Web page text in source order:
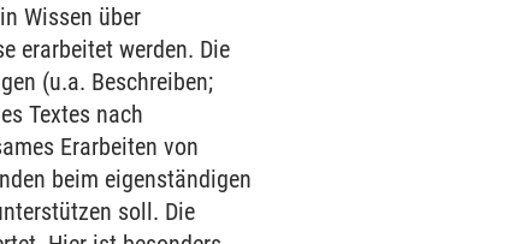
Wissen über
erarbeitet werden. Die
(u.a. Beschreiben;
Textes nach
Erarbeiten von
beim eigenständigen
soll. Die